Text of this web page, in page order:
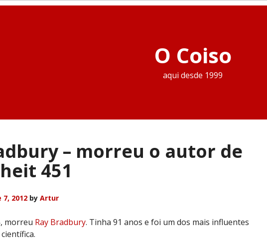
O Coiso
aqui desde 1999
– morreu o autor de
451
7, 2012 by Artur
morreu Ray Bradbury. Tinha 91 anos e foi um dos mais influentes